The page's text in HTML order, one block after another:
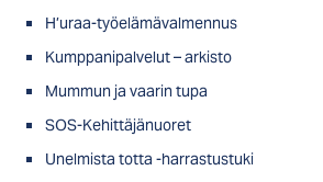
H’uraa-työelämävalmennus
Kumppanipalvelut – arkisto
Mummun ja vaarin tupa
SOS-Kehittäjänuoret
Unelmista totta -harrastustuki